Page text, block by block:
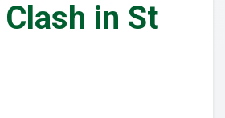
in St